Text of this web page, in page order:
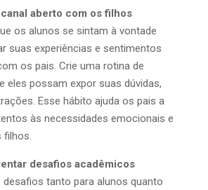
aberto com os filhos
os alunos se sintam à vontade
suas experiências e sentimentos
os pais. Crie uma rotina de
eles possam expor suas dúvidas,
Esse hábito ajuda os pais a
às necessidades emocionais e
filhos.
desafios acadêmicos
desafios tanto para alunos quanto